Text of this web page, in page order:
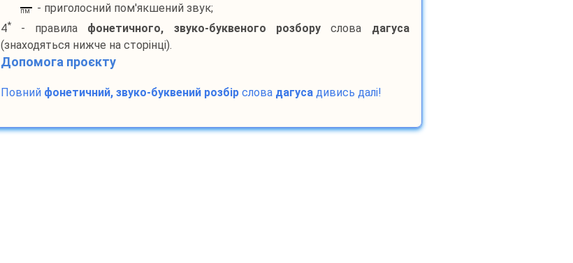
пм
- приголосний пом'якшений звук;
4*- правила фонетичного, звуко-буквеного розборуслова дагуса
(знаходяться нижче на сторінці).
Допомога проєкту
Повний фонетичний, звуко-буквений розбірслова дагусадивись далі!